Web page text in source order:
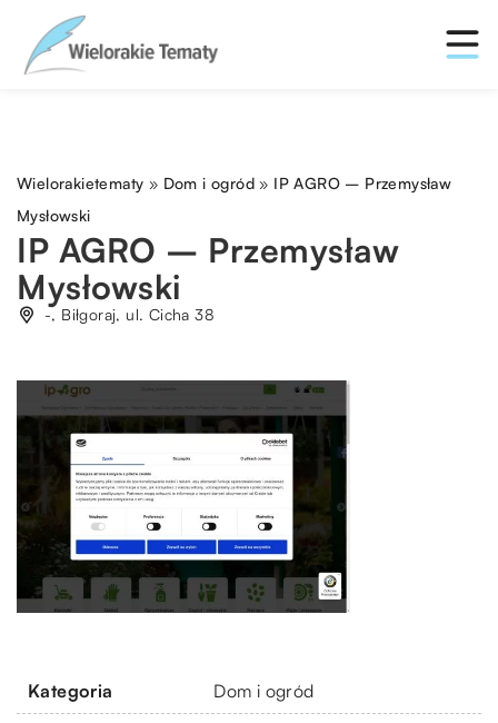
Wielorakietematy » Dom i ogród » IP AGRO – Przemysław
Mysłowski
IP AGRO – Przemysław
Mysłowski
-, Biłgoraj, ul. Cicha 38
Kategoria Dom i ogród